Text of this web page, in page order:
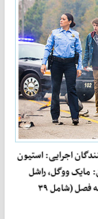
اجرایی: استیون
مایک ووگل، راشل
لیفوره، ناتالی مارتینز و... محصول ۲۰۱۳-۲۰۱۵ آمریکا، سه فصل (شامل ۳۹